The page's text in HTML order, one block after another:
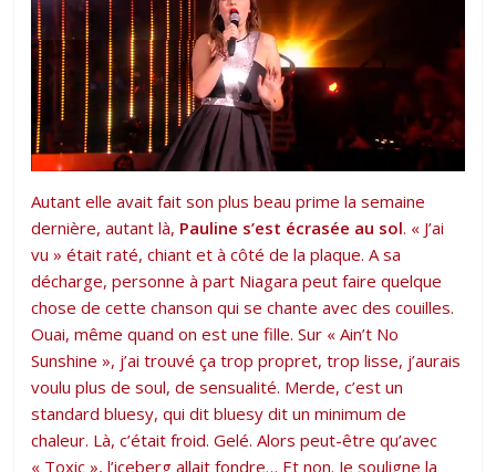
Autant elle avait fait son plus beau prime la semaine
dernière, autant là, Pauline s’est écrasée au sol. « J’ai
vu » était raté, chiant et à côté de la plaque. A sa
décharge, personne à part Niagara peut faire quelque
chose de cette chanson qui se chante avec des couilles.
Ouai, même quand on est une fille. Sur « Ain’t No
Sunshine », j’ai trouvé ça trop propret, trop lisse, j’aurais
voulu plus de soul, de sensualité. Merde, c’est un
standard bluesy, qui dit bluesy dit un minimum de
chaleur. Là, c’était froid. Gelé. Alors peut-être qu’avec
« Toxic », l’iceberg allait fondre… Et non. Je souligne la